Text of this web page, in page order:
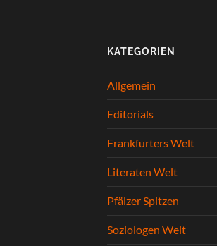
KATEGORIEN
Allgemein
Editorials
Frankfurters Welt
Literaten Welt
Pfälzer Spitzen
Soziologen Welt